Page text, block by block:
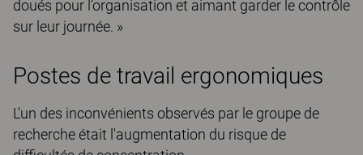
doués pour l'organisation et aimant garder le contrôle
sur leur journée. »
Postes de travail ergonomiques
L'un des inconvénients observés par le groupe de
recherche était l'augmentation du risque de